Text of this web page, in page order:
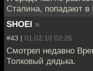
Сталина, попадают
SHOEI »
#43 | 01.02.10 02:26
Смотрел недавно
Толковый дядька.